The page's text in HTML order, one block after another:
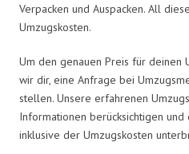
Verpacken und Auspacken. All
Umzugskosten.
Um den genauen Preis für deinen
wir dir, eine Anfrage bei
stellen. Unsere erfahrenen
Informationen berücksichtigen
inklusive der Umzugskosten